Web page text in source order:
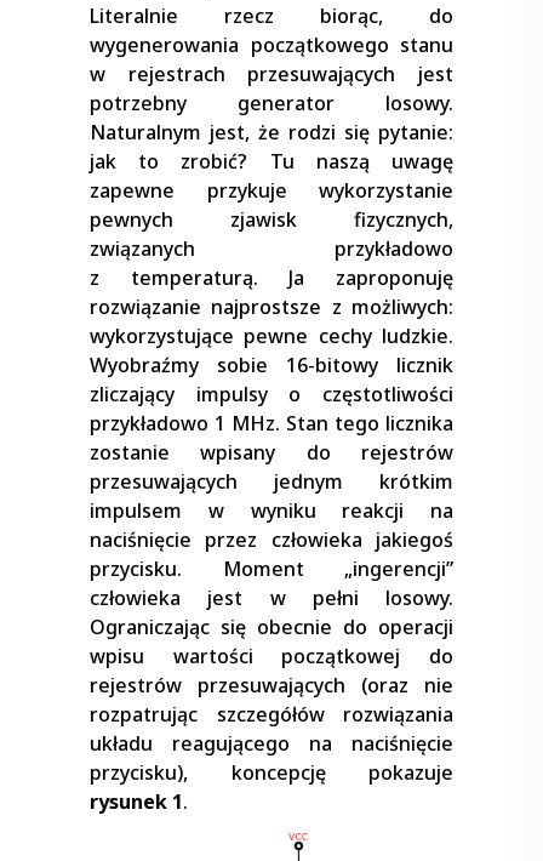
Literalnie rzecz biorąc, do
wygenerowania początkowego stanu
w rejestrach przesuwających jest
potrzebny generator losowy.
Naturalnym jest, że rodzi się pytanie:
jak to zrobić? Tu naszą uwagę
zapewne przykuje wykorzystanie
pewnych zjawisk fizycznych,
związanych przykładowo
z temperaturą. Ja zaproponuję
rozwiązanie najprostsze z możliwych:
wykorzystujące pewne cechy ludzkie.
Wyobraźmy sobie 16-bitowy licznik
zliczający impulsy o częstotliwości
przykładowo 1 MHz. Stan tego licznika
zostanie wpisany do rejestrów
przesuwających jednym krótkim
impulsem w wyniku reakcji na
naciśnięcie przez człowieka jakiegoś
przycisku. Moment „ingerencji”
człowieka jest w pełni losowy.
Ograniczając się obecnie do operacji
wpisu wartości początkowej do
rejestrów przesuwających (oraz nie
rozpatrując szczegółów rozwiązania
układu reagującego na naciśnięcie
przycisku), koncepcję pokazuje
rysunek 1.